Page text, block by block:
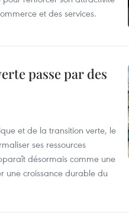
et des services.
passe par des
et de la transition verte, le
ses ressources
désormais comme une
une croissance durable du